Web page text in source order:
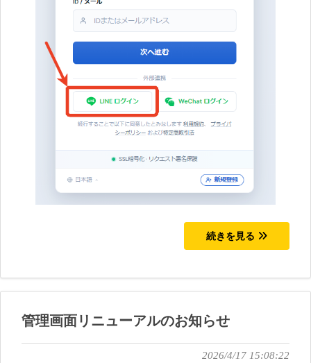
続きを見る
管理画面リニューアルのお知らせ
2026/4/17 15:08:22